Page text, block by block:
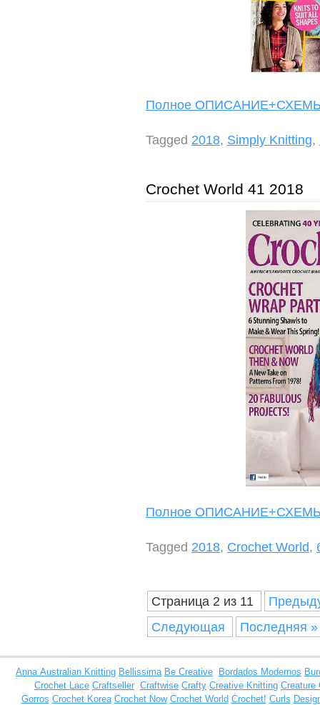
Полное
Tagged 2018, Simply Knitting,
Crochet World 41 2018
Полное
Tagged 2018, Crochet World,
Страница 2 из 11
Следующая
Последняя »
Anna Australian Knitting Bellissima Be Creative Bordados Modernos
Crochet Lace Craftseller Craftwise Crafty Creative Knitting Creature
Gorros Crochet Korea Crochet Now Crochet World Crochet! Curls